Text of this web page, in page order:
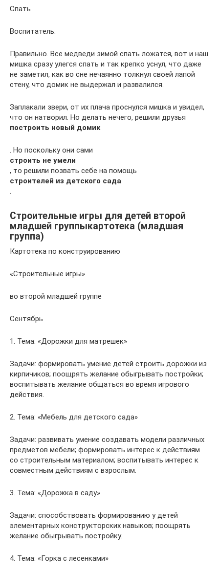
Спать
Воспитатель:
Правильно. Все медведи зимой спать ложатся, вот и наш
мишка сразу улегся спать и так крепко уснул, что даже
не заметил, как во сне нечаянно толкнул своей лапой
стену, что домик не выдержал и развалился.
Заплакали звери, от их плача проснулся мишка и увидел,
что он натворил. Но делать нечего, решили друзья
построить новый домик
. Но поскольку они сами
строить не умели
, то решили позвать себе на помощь
строителей из детского сада
.
Строительные игры для детей второй
младшей группыкартотека (младшая
группа)
Картотека по конструированию
«Строительные игры»
во второй младшей группе
Сентябрь
1. Тема: «Дорожки для матрешек»
Задачи: формировать умение детей строить дорожки из
кирпичиков; поощрять желание обыгрывать постройки;
воспитывать желание общаться во время игрового
действия.
2. Тема: «Мебель для детского сада»
Задачи: развивать умение создавать модели различных
предметов мебели; формировать интерес к действиям
со строительным материалом; воспитывать интерес к
совместным действиям с взрослым.
3. Тема: «Дорожка в саду»
Задачи: способствовать формированию у детей
элементарных конструкторских навыков; поощрять
желание обыгрывать постройку.
4. Тема: «Горка с лесенками»